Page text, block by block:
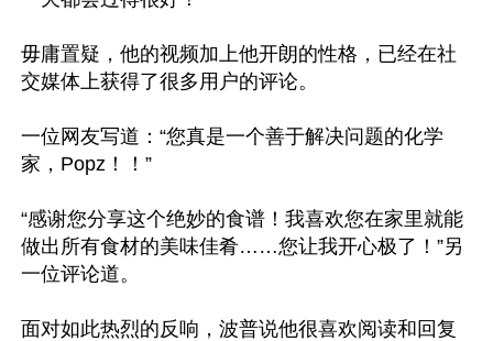
毋庸置疑，他的视频加上他开朗的性格，已经在社
交媒体上获得了很多用户的评论。
一位网友写道：“您真是一个善于解决问题的化学
家，Popz！！”
“感谢您分享这个绝妙的食谱！我喜欢您在家里就能
做出所有食材的美味佳肴……您让我开心极了！”另
一位评论道。
面对如此热烈的反响，波普说他很喜欢阅读和回复